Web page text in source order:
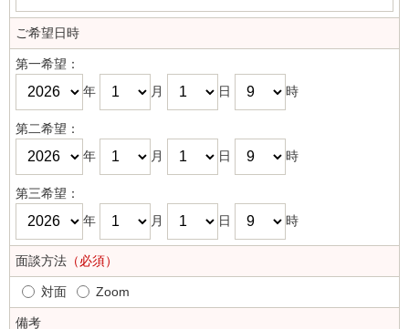
ご希望日時
第一希望：
年
月 日 時
第二希望：
年
月 日 時
第三希望：
年
月 日 時
面談方法 （必須）
対面 Zoom
備考